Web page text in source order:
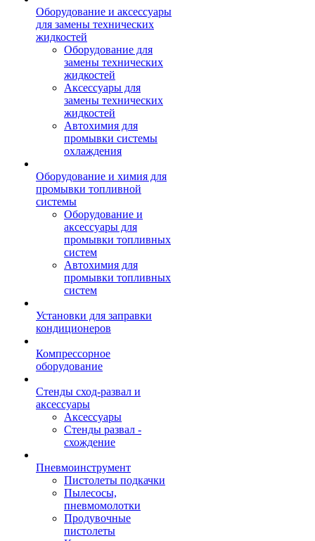
Оборудование и аксессуары
для замены технических
жидкостей
Оборудование для
замены технических
жидкостей
Аксессуары для
замены технических
жидкостей
Автохимия для
промывки системы
охлаждения
Оборудование и химия для
промывки топливной
системы
Оборудование и
аксессуары для
промывки топливных
систем
Автохимия для
промывки топливных
систем
Установки для заправки
кондиционеров
Компрессорное
оборудование
Стенды сход-развал и
аксессуары
Аксессуары
Стенды развал -
схождение
Пневмоинструмент
Пистолеты подкачки
Пылесосы,
пневмомолотки
Продувочные
пистолеты